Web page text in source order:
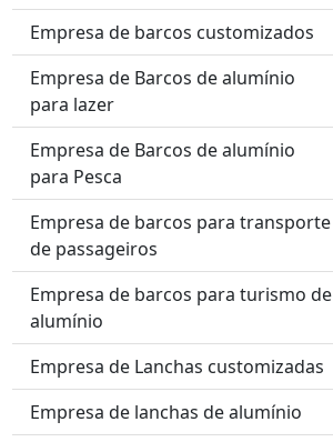
Empresa de barcos customizados
Empresa de Barcos de alumínio
para lazer
Empresa de Barcos de alumínio
para Pesca
Empresa de barcos para transporte
de passageiros
Empresa de barcos para turismo de
alumínio
Empresa de Lanchas customizadas
Empresa de lanchas de alumínio